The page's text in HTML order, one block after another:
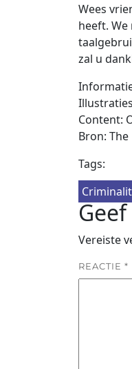
Wees
heeft.
zal u
Content:
Bron:
Tags:
Vereiste
REACTIE *